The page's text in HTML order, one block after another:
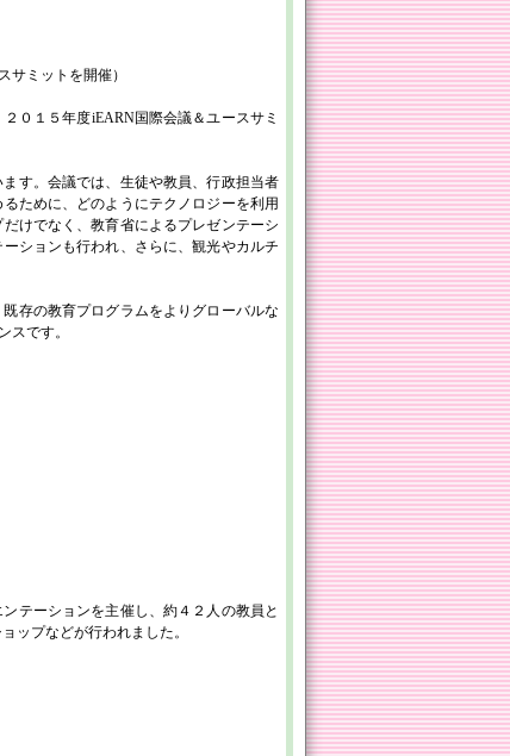
サミットを開催）
０１５年度iEARN国際会議＆ユースサミ
す。会議では、生徒や教員、行政担当者
ために、どのようにテクノロジーを利用
けでなく、教育省によるプレゼンテーシ
ションも行われ、さらに、観光やカルチ
存の教育プログラムをよりグローバルな
スです。
テーションを主催し、約４２人の教員と
ップなどが行われました。